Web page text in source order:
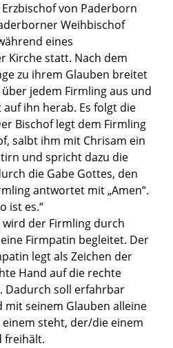
von Paderborn
Weihbischof
eines
Kirche statt. Nach dem
zu ihrem Glauben breitet
jedem Firmling aus und
ihn herab. Es folgt die
Bischof legt dem Firmling
salbt ihm mit Chrisam ein
und spricht dazu die
die Gabe Gottes, den
antwortet mit „Amen“.
ist es.“
der Firmling durch
Firmpatin begleitet. Der
legt als Zeichen der
Hand auf die rechte
Dadurch soll erfahrbar
mit seinem Glauben alleine
steht, der/die einem
freihält.